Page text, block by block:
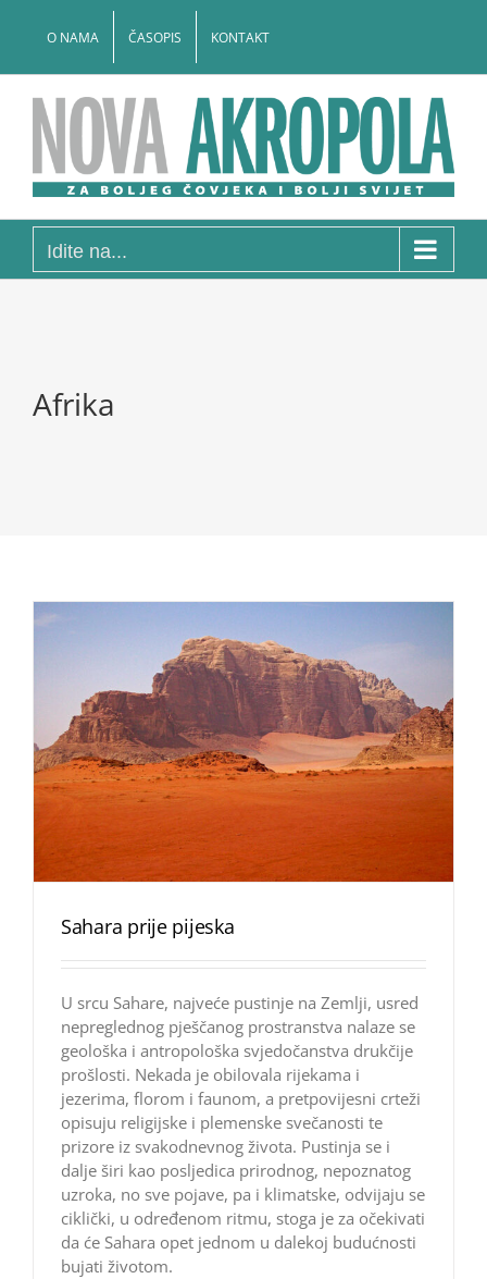
O NAMA ČASOPIS KONTAKT
Idite na...
Afrika
Sahara prije pijeska
U srcu Sahare, najveće pustinje na Zemlji, usred
nepreglednog pješčanog prostranstva nalaze se
geološka i antropološka svjedočanstva drukčije
prošlosti. Nekada je obilovala rijekama i
jezerima, florom i faunom, a pretpovijesni crteži
opisuju religijske i plemenske svečanosti te
prizore iz svakodnevnog života. Pustinja se i
dalje širi kao posljedica prirodnog, nepoznatog
uzroka, no sve pojave, pa i klimatske, odvijaju se
ciklički, u određenom ritmu, stoga je za očekivati
da će Sahara opet jednom u dalekoj budućnosti
bujati životom.